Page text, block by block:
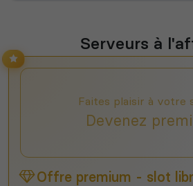
Serveurs à
Faites plaisir à votre
Devenez
Offre premium - slot